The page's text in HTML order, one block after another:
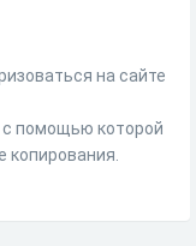
на сайте
с помощью которой